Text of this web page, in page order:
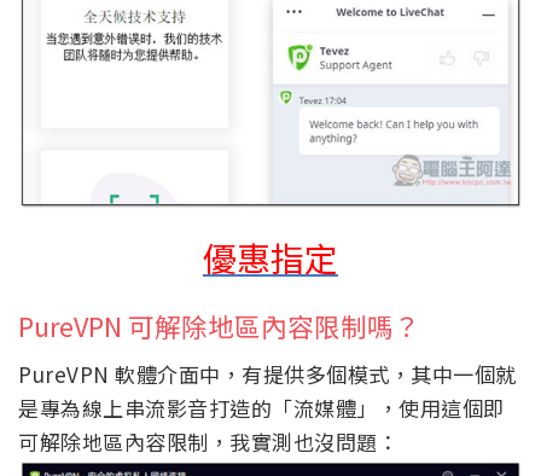
優惠指定
PureVPN 可解除地區內容限制嗎？
PureVPN 軟體介面中，有提供多個模式，其中一個就
是專為線上串流影音打造的「流媒體」，使用這個即
可解除地區內容限制，我實測也沒問題：